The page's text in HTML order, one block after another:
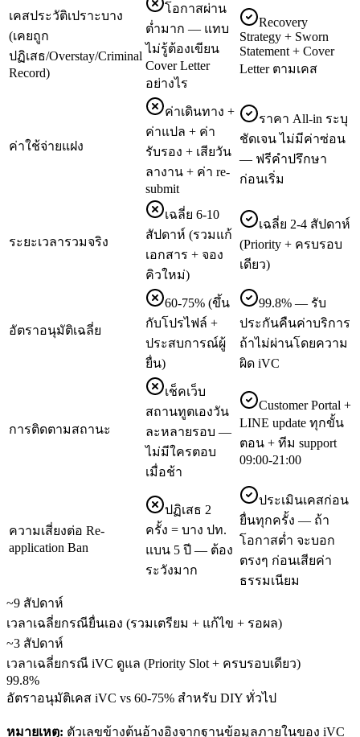
เคสประวัติเปราะบาง
(เคยถูก
ปฏิเสธ/Overstay/Criminal
Record)
โอกาสผ่าน
ต่ำมาก — แทบ
ไม่รู้ต้องเขียน
Cover Letter
อย่างไร
Recovery
Strategy + Sworn
Statement + Cover
Letter ตามเคส
ค่าใช้จ่ายแฝง
ค่าเดินทาง +
ค่าแปล + ค่า
รับรอง + เสียวัน
ลางาน + ค่า re-
submit
ราคา All-in ระบุ
ชัดเจน ไม่มีค่าซ่อน
— ฟรีคำปรึกษา
ก่อนเริ่ม
ระยะเวลารวมจริง
เฉลี่ย 6-10
สัปดาห์ (รวมแก้
เอกสาร + จอง
คิวใหม่)
เฉลี่ย 2-4 สัปดาห์
(Priority + ครบรอบ
เดียว)
อัตราอนุมัติเฉลี่ย
60-75% (ขึ้น
กับโปรไฟล์ +
ประสบการณ์ผู้
ยื่น)
99.8% — รับ
ประกันคืนค่าบริการ
ถ้าไม่ผ่านโดยความ
ผิด iVC
การติดตามสถานะ
เช็คเว็บ
สถานทูตเองวัน
ละหลายรอบ —
ไม่มีใครตอบ
เมื่อช้า
Customer Portal +
LINE update ทุกขั้น
ตอน + ทีม support
09:00-21:00
ความเสี่ยงต่อ Re-
application Ban
ปฏิเสธ 2
ครั้ง = บาง ปท.
แบน 5 ปี — ต้อง
ระวังมาก
ประเมินเคสก่อน
ยื่นทุกครั้ง — ถ้า
โอกาสต่ำ จะบอก
ตรงๆ ก่อนเสียค่า
ธรรมเนียม
~9 สัปดาห์
เวลาเฉลี่ยกรณียื่นเอง (รวมเตรียม + แก้ไข + รอผล)
~3 สัปดาห์
เวลาเฉลี่ยกรณี iVC ดูแล (Priority Slot + ครบรอบเดียว)
99.8%
อัตราอนุมัติเคส iVC vs 60-75% สำหรับ DIY ทั่วไป
หมายเหตุ: ตัวเลขข้างต้นอ้างอิงจากฐานข้อมูลภายในของ iVC